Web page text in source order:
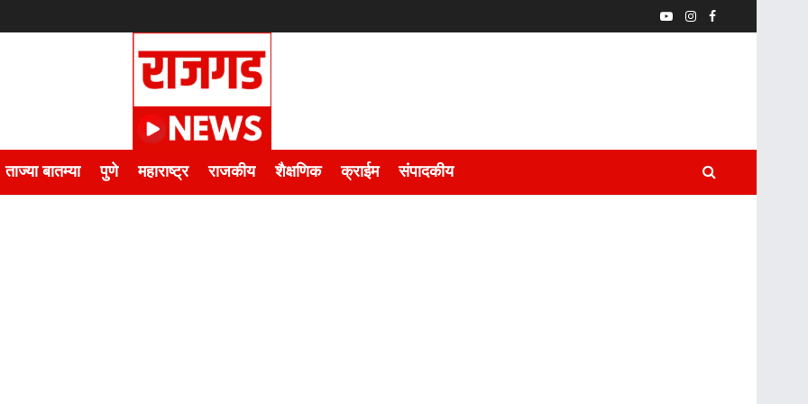
ताज्या बातम्या पुणे महाराष्ट्र राजकीय शैक्षणिक क्राईम संपादकीय